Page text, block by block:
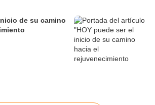
de su camino